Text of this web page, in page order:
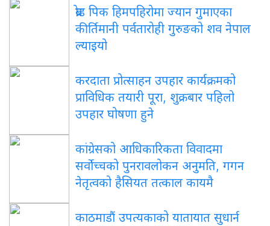
ब्रोड पिक हिमपहिरोमा ज्यान गुमाएका
कीर्तिमानी पर्वतारोही गुरुङको शव नेपाल
ल्याइयो
करदाता प्रोत्साहन उपहार कार्यक्रमको
प्राविधिक तयारी पूरा, शुक्रबार पहिलो
उपहार घोषणा हुने
कांग्रेसको आधिकारिकता विवादमा
सर्वोच्चको पुनरावलोकन अनुमति, गगन
नेतृत्वको हैसियत तत्काल कायमै
काठमाडौं उपत्यकाको यातायात सुधार्न